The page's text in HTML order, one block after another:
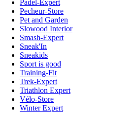
Padel-Expert
Pecheur-Store
Pet and Garden
Slowood Interior
Smash-Expert
Sneak'In
Sneakids
Sport is good
Training-Fit
Trek-Expert
Triathlon Expert
Vélo-Store
Winter Expert